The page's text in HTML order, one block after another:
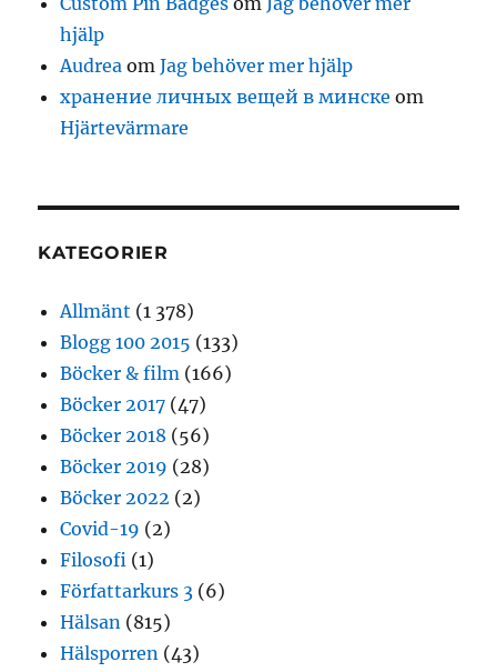
hjälp
Audrea omJag behöver mer hjälp
хранение личных вещей в минске om
Hjärtevärmare
KATEGORIER
Allmänt (1 378)
Blogg 100 2015 (133)
Böcker & film (166)
Böcker 2017 (47)
Böcker 2018 (56)
Böcker 2019 (28)
Böcker 2022 (2)
Covid-19 (2)
Filosofi (1)
Författarkurs 3 (6)
Hälsan (815)
Hälsporren (43)